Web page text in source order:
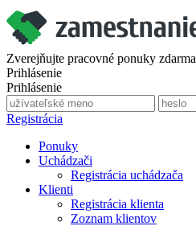
Zverejňujte pracovné ponuky zdarma
Prihlásenie
Prihlásenie
Registrácia
Ponuky
Uchádzači
Registrácia uchádzača
Klienti
Registrácia klienta
Zoznam klientov